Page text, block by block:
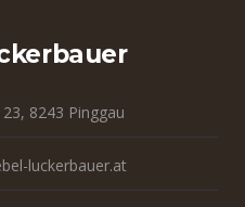
8243 Pinggau
luckerbauer.at